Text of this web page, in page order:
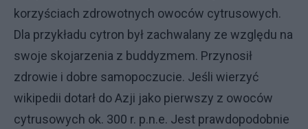
korzyściach zdrowotnych owoców cytrusowych.
Dla przykładu cytron był zachwalany ze względu na
swoje skojarzenia z buddyzmem. Przynosił
zdrowie i dobre samopoczucie. Jeśli wierzyć
wikipedii dotarł do Azji jako pierwszy z owoców
cytrusowych ok. 300 r. p.n.e. Jest prawdopodobnie